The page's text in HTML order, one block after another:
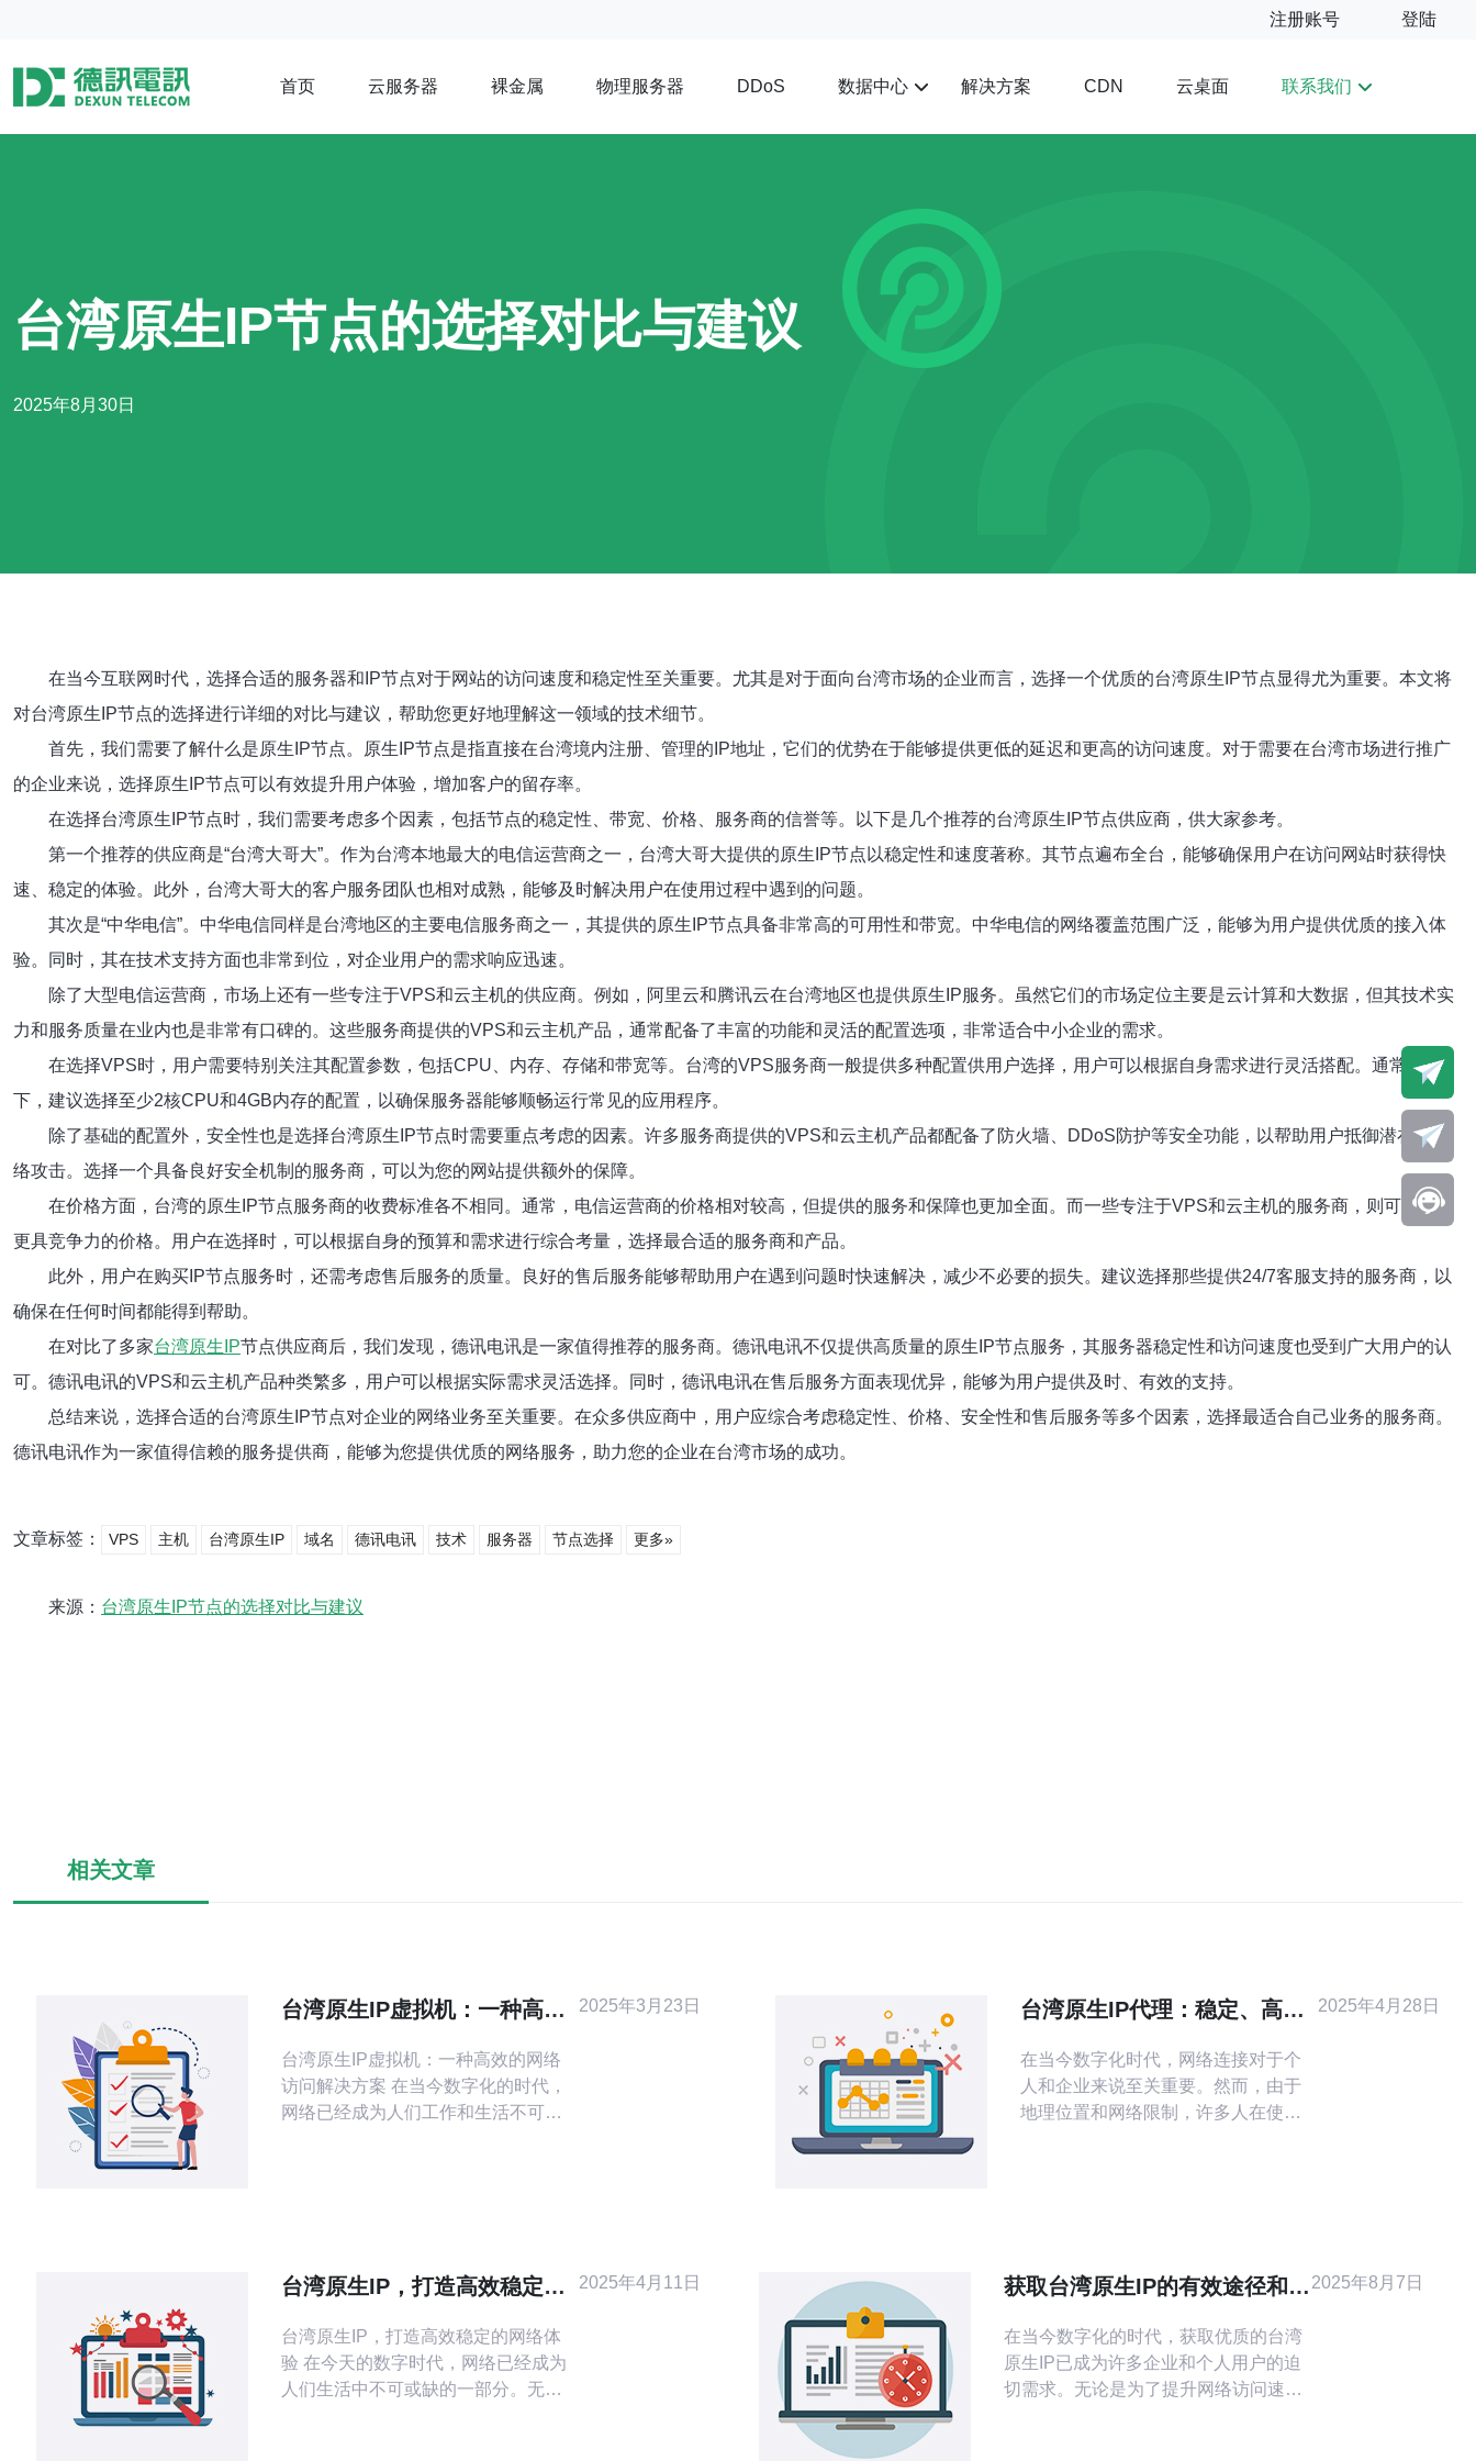
注册账号 登陆
首页 云服务器 裸金属 物理服务器 DDoS 数据中心 解决方案 CDN 云桌面 联系我们
台湾原生IP节点的选择对比与建议
2025年8月30日
在当今互联网时代，选择合适的服务器和IP节点对于网站的访问速度和稳定性至关重要。尤其是对于面向台湾市场的企业而言，选择一个优质的台湾原生IP节点显得尤为重要。本文将
对台湾原生IP节点的选择进行详细的对比与建议，帮助您更好地理解这一领域的技术细节。
首先，我们需要了解什么是原生IP节点。原生IP节点是指直接在台湾境内注册、管理的IP地址，它们的优势在于能够提供更低的延迟和更高的访问速度。对于需要在台湾市场进行推广
的企业来说，选择原生IP节点可以有效提升用户体验，增加客户的留存率。
在选择台湾原生IP节点时，我们需要考虑多个因素，包括节点的稳定性、带宽、价格、服务商的信誉等。以下是几个推荐的台湾原生IP节点供应商，供大家参考。
第一个推荐的供应商是“台湾大哥大”。作为台湾本地最大的电信运营商之一，台湾大哥大提供的原生IP节点以稳定性和速度著称。其节点遍布全台，能够确保用户在访问网站时获得快
速、稳定的体验。此外，台湾大哥大的客户服务团队也相对成熟，能够及时解决用户在使用过程中遇到的问题。
其次是“中华电信”。中华电信同样是台湾地区的主要电信服务商之一，其提供的原生IP节点具备非常高的可用性和带宽。中华电信的网络覆盖范围广泛，能够为用户提供优质的接入体
验。同时，其在技术支持方面也非常到位，对企业用户的需求响应迅速。
除了大型电信运营商，市场上还有一些专注于VPS和云主机的供应商。例如，阿里云和腾讯云在台湾地区也提供原生IP服务。虽然它们的市场定位主要是云计算和大数据，但其技术实
力和服务质量在业内也是非常有口碑的。这些服务商提供的VPS和云主机产品，通常配备了丰富的功能和灵活的配置选项，非常适合中小企业的需求。
在选择VPS时，用户需要特别关注其配置参数，包括CPU、内存、存储和带宽等。台湾的VPS服务商一般提供多种配置供用户选择，用户可以根据自身需求进行灵活搭配。通常情况
下，建议选择至少2核CPU和4GB内存的配置，以确保服务器能够顺畅运行常见的应用程序。
除了基础的配置外，安全性也是选择台湾原生IP节点时需要重点考虑的因素。许多服务商提供的VPS和云主机产品都配备了防火墙、DDoS防护等安全功能，以帮助用户抵御潜在的网
络攻击。选择一个具备良好安全机制的服务商，可以为您的网站提供额外的保障。
在价格方面，台湾的原生IP节点服务商的收费标准各不相同。通常，电信运营商的价格相对较高，但提供的服务和保障也更加全面。而一些专注于VPS和云主机的服务商，则可能提供
更具竞争力的价格。用户在选择时，可以根据自身的预算和需求进行综合考量，选择最合适的服务商和产品。
此外，用户在购买IP节点服务时，还需考虑售后服务的质量。良好的售后服务能够帮助用户在遇到问题时快速解决，减少不必要的损失。建议选择那些提供24/7客服支持的服务商，以
确保在任何时间都能得到帮助。
在对比了多家台湾原生IP节点供应商后，我们发现，德讯电讯是一家值得推荐的服务商。德讯电讯不仅提供高质量的原生IP节点服务，其服务器稳定性和访问速度也受到广大用户的认
可。德讯电讯的VPS和云主机产品种类繁多，用户可以根据实际需求灵活选择。同时，德讯电讯在售后服务方面表现优异，能够为用户提供及时、有效的支持。
总结来说，选择合适的台湾原生IP节点对企业的网络业务至关重要。在众多供应商中，用户应综合考虑稳定性、价格、安全性和售后服务等多个因素，选择最适合自己业务的服务商。
德讯电讯作为一家值得信赖的服务提供商，能够为您提供优质的网络服务，助力您的企业在台湾市场的成功。
文章标签： VPS 主机 台湾原生IP 域名 德讯电讯 技术 服务器 节点选择 更多»
来源： 台湾原生IP节点的选择对比与建议
相关文章
台湾原生IP虚拟机：一种高效
台湾原生IP虚拟机：一种高效的网络
访问解决方案 在当今数字化的时代，
网络已经成为人们工作和生活不可或
种基于云计算技术的网络访问解决方
案。它利用虚拟化技术，为
2025年3月23日
台湾原生IP代理：稳定、高效
在当今数字化时代，网络连接对于个
人和企业来说至关重要。然而，由于
地理位置和网络限制，许多人在使用
绕过地理限制，访问台湾境内的网站
和应用程序。通过将用户的网络流量
重定向到位于台
2025年4月28日
台湾原生IP，打造高效稳定的
台湾原生IP，打造高效稳定的网络体
验 在今天的数字时代，网络已经成为
人们生活中不可或缺的一部分。无论
2025年4月11日
获取台湾原生IP的有效途径和技
在当今数字化的时代，获取优质的台湾
原生IP已成为许多企业和个人用户的迫
切需求。无论是为了提升网络访问速
2025年8月7日